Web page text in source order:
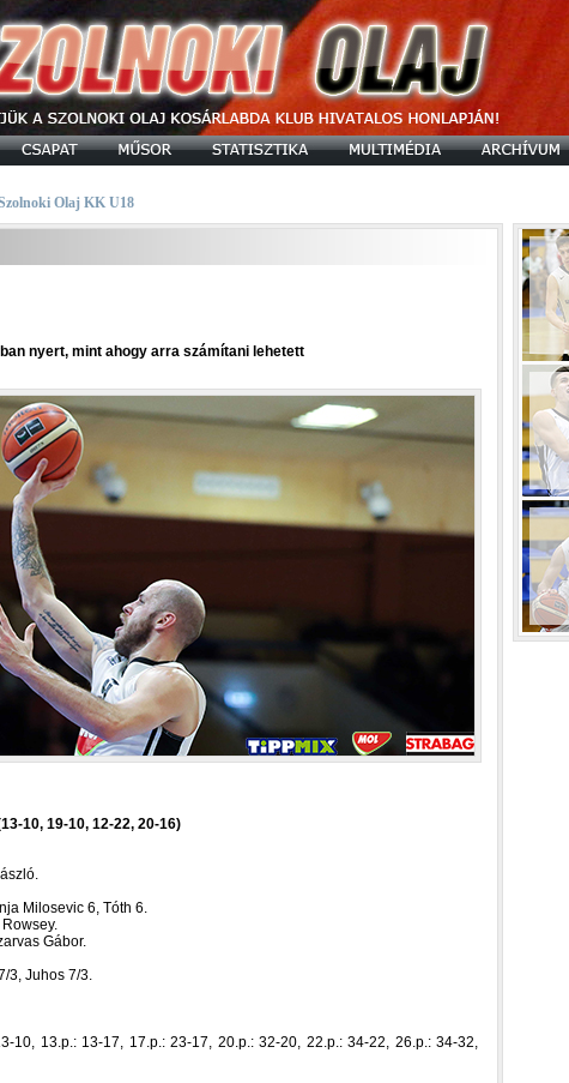
Olaj KK U18
nyert, mint ahogy arra számítani lehetett
10, 19-10, 12-22, 20-16)
Milosevic 6, Tóth 6.
Gábor.
3, Juhos 7/3.
10, 13.p.: 13-17, 17.p.: 23-17, 20.p.: 32-20, 22.p.: 34-22, 26.p.: 34-32,